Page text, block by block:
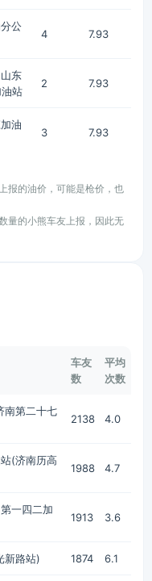
公
4 7.93
东
站
2 7.93
油
3 7.93
报的油价，可能是枪价，也
量的小熊车友上报，因此无
车友
数
平均
次数
南第二十七
2138 4.0
(济南历高
1988 4.7
一四二加
1913 3.6
新路站) 1874 6.1